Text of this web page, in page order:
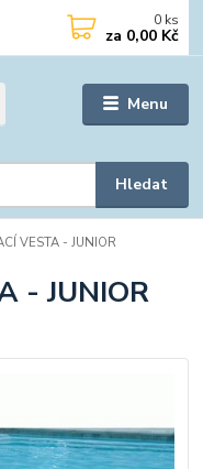
Menu
Hledat
0 ks
za 0,00 Kč
VESTA - JUNIOR
- JUNIOR